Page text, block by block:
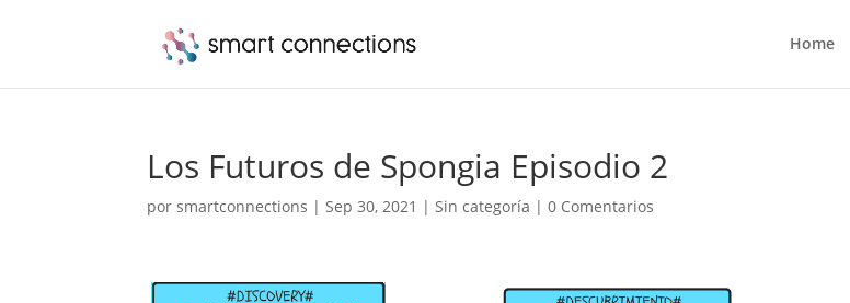
Home
Los Futuros de Spongia Episodio 2
porsmartconnections |Sep 30, 2021 |Sin categoría |0 Comentarios